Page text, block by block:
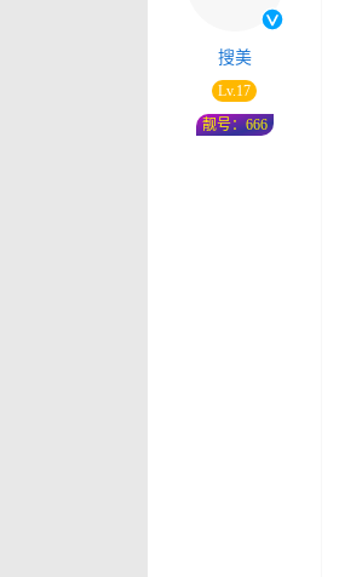
搜美
Lv.17
靓号：666